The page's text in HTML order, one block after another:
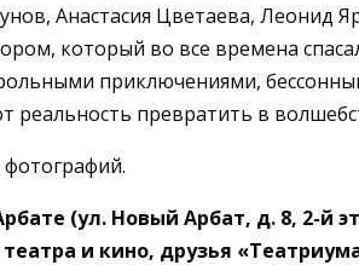
Анастасия Цветаева, Леонид
который во все времена
приключениями,
реальность превратить в
(ул. Новый Арбат, д. 8, 2-й
и кино, друзья